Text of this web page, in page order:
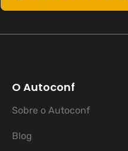
O Autoconf
Sobre o Autoconf
Blog